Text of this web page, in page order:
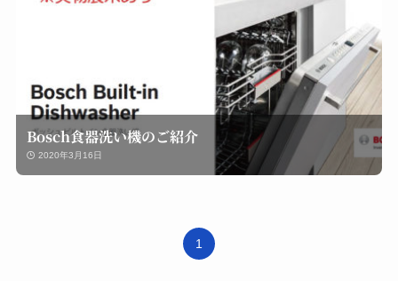
Bosch食器洗い機のご紹介
2020年3月16日
1